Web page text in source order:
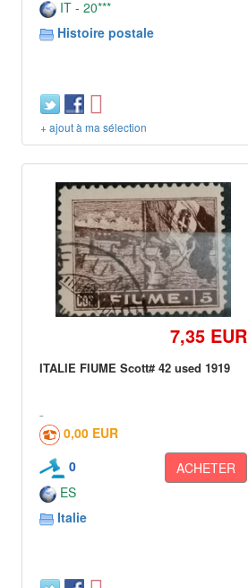
IT - 20***
Histoire postale
+ ajout à ma sélection
7,35 EUR
ITALIE FIUME Scott# 42 used 1919
0,00 EUR
0
ACHETER
ES
Italie